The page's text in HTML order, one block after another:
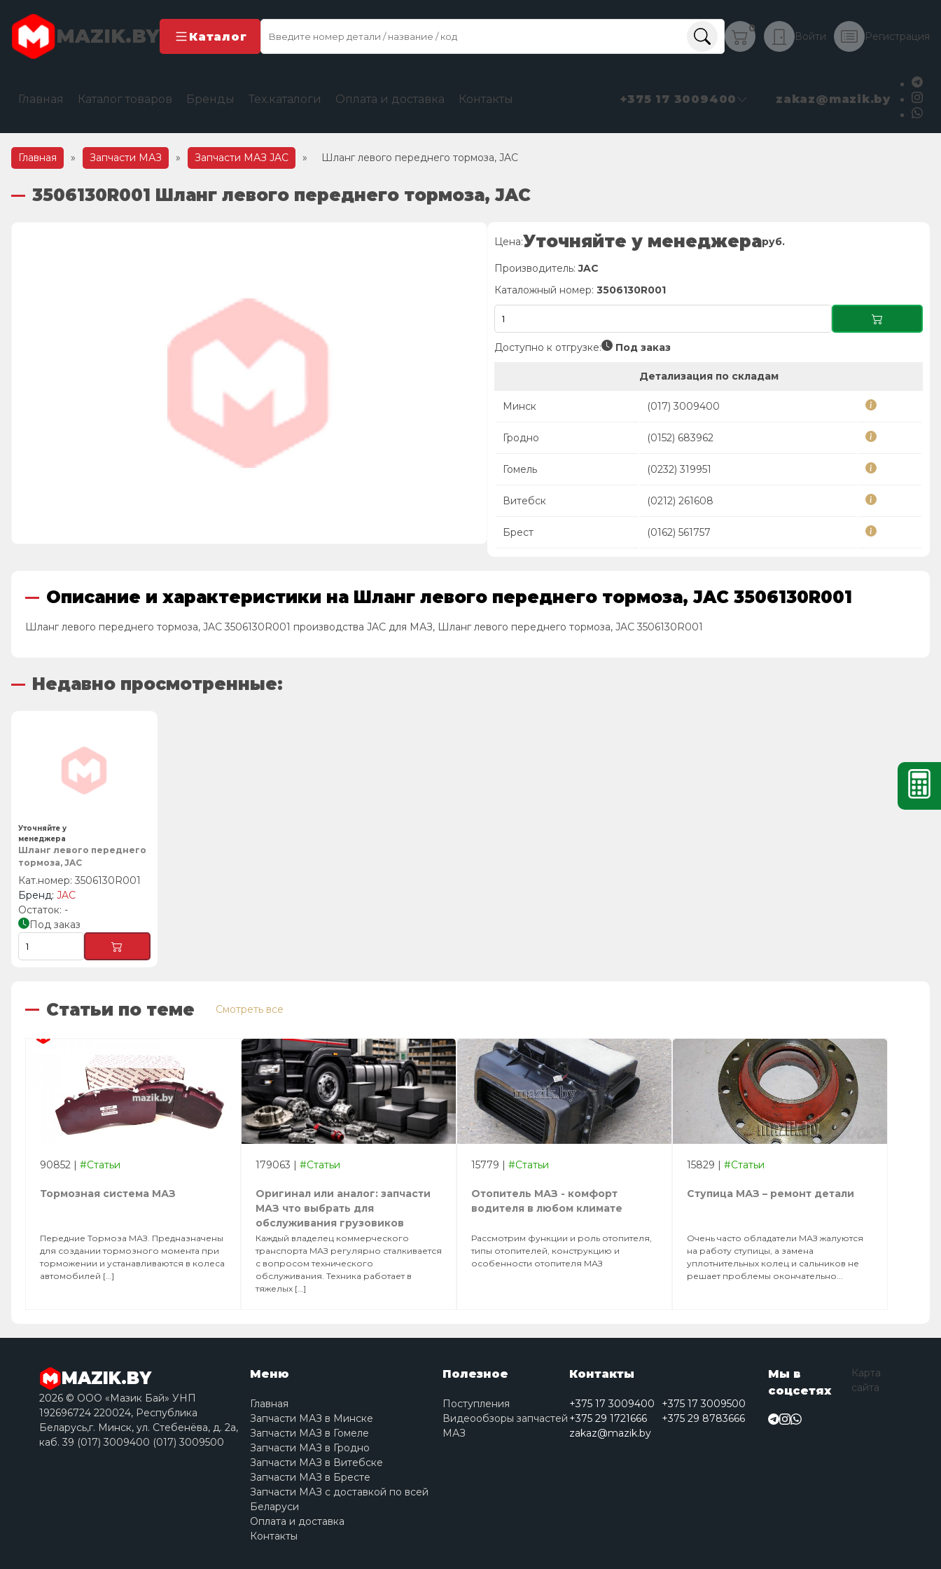
MAZIK.BY Каталог
0
Войти Регистрация
Главная Каталог товаров Бренды Тех.каталоги Оплата и доставка Контакты +375 17 3009400 zakaz@mazik.by
Главная » Запчасти МАЗ » Запчасти МАЗ JAC » Шланг левого переднего тормоза, JAC
3506130R001 Шланг левого переднего тормоза, JAC
Цена:Уточняйте у менеджераруб.
Производитель:JAC
Каталожный номер: 3506130R001
Доступно к отгрузке: Под заказ
Детализация по складам
Минск (017) 3009400
Гродно (0152) 683962
Гомель (0232) 319951
Витебск (0212) 261608
Брест (0162) 561757
Описание и характеристики на Шланг левого переднего тормоза, JAC 3506130R001
Шланг левого переднего тормоза, JAC 3506130R001 производства JAC для МАЗ, Шланг левого переднего тормоза, JAC 3506130R001
Недавно просмотренные:
Шланг левого переднего
тормоза, JAC
3506130R001
JAC
-
Под заказ
Уточняйте у
менеджера
Статьи по теме Смотреть все
90852 | #Статьи
Тормозная система МАЗ
Передние Тормоза МАЗ. Предназначены
для создании тормозного момента при
торможении и устанавливаются в колеса
автомобилей […]
179063 | #Статьи
Оригинал или аналог: запчасти
МАЗ что выбрать для
обслуживания грузовиков
Каждый владелец коммерческого
транспорта МАЗ регулярно сталкивается
с вопросом технического
обслуживания. Техника работает в
тяжелых […]
15779 | #Статьи
Отопитель МАЗ - комфорт
водителя в любом климате
Рассмотрим функции и роль отопителя,
типы отопителей, конструкцию и
особенности отопителя МАЗ
15829 | #Статьи
Ступица МАЗ – ремонт детали
Очень часто обладатели МАЗ жалуются
на работу ступицы, а замена
уплотнительных колец и сальников не
решает проблемы окончательно...
MAZIK.BY
2026 © ООО «Мазик Бай» УНП
192696724 220024, Республика
Беларусь,г. Минск, ул. Стебенёва, д. 2a,
каб. 39 (017) 3009400 (017) 3009500
Меню
Главная
Запчасти МАЗ в Минске
Запчасти МАЗ в Гомеле
Запчасти МАЗ в Гродно
Запчасти МАЗ в Витебске
Запчасти МАЗ в Бресте
Запчасти МАЗ с доставкой по всей
Беларуси
Оплата и доставка
Контакты
Полезное
Поступления
Видеообзоры запчастей
МАЗ
Контакты
+375 17 3009400
+375 17 3009500
+375 29 1721666
+375 29 8783666
zakaz@mazik.by
Мы в
соцсетях
Карта
сайта